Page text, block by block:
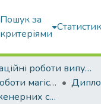
Пошук за
критеріями
Атестаційні роботи випускників
Атестаційні роботи магістрів
Факультет інженерних систем та екології